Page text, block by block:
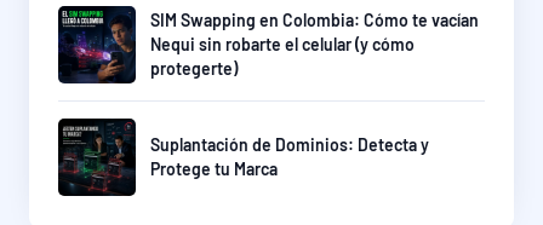
SIM Swapping en Colombia: Cómo te vacían
Nequi sin robarte el celular (y cómo
protegerte)
Suplantación de Dominios: Detecta y
Protege tu Marca